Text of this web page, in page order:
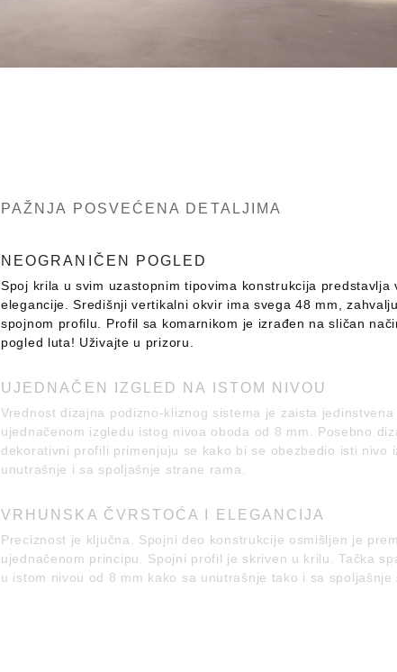
PAŽNJA POSVEĆENA DETALJIMA
NEOGRANIČEN POGLED
Spoj krila u svim uzastopnim tipovima konstrukcija predstavlja
elegancije. Središnji vertikalni okvir ima svega 48 mm,
spojnom profilu. Profil sa komarnikom je izrađen na sličan
pogled luta! Uživajte u prizoru.
UJEDNAČEN IZGLED NA ISTOM NIVOU
Vrednost dizajna podizno-kliznog sistema je zaista jedinstvena
ujednačenom izgledu istog nivoa oboda od 8 mm. Posebno
dekorativni profili primenjuju se kako bi se obezbedio isti nivo
unutrašnje i sa spoljašnje strane rama.
VRHUNSKA ČVRSTOĆA I ELEGANCIJA
Preciznost je ključna. Spojni deo konstrukcije osmišljen je
ujednačenom principu. Spojni profil je skriven u krilu. Tačka
u istom nivou od 8 mm kako sa unutrašnje tako i sa spoljašnje